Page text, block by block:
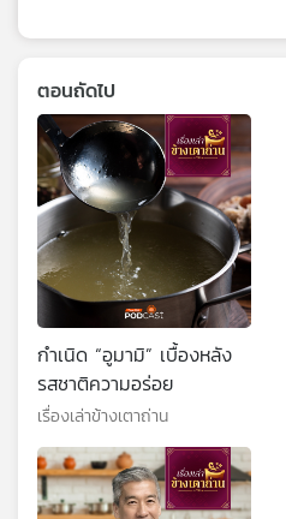
ตอนถัดไป
กำเนิด “อูมามิ” เบื้องหลัง
รสชาติความอร่อย
เรื่องเล่าข้างเตาถ่าน